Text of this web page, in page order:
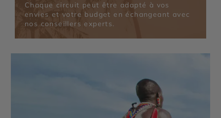
Chaque circuit peut être adapté à vos
envies et votre budget en échangeant avec
nos conseillers experts.